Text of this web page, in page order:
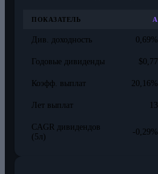
ПОКАЗАТЕЛЬ A
Див. доходность 0,69%
Годовые дивиденды $0,77
Коэфф. выплат 20,16%
Лет выплат 13
CAGR дивидендов
(5л)
-0,29%